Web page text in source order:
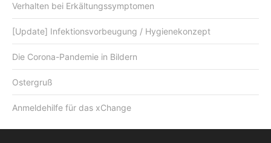
Verhalten bei Erkältungssymptomen
[Update] Infektionsvorbeugung / Hygienekonzept
Die Corona-Pandemie in Bildern
Ostergruß
Anmeldehilfe für das xChange